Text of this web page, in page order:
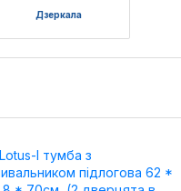
Дзеркала